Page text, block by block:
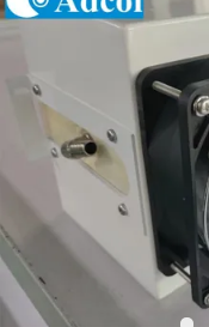
POLICY